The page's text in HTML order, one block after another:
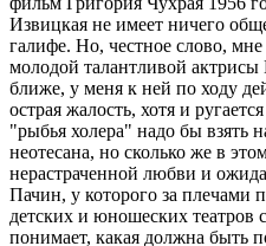
Извицкая не имеет ничего
галифе. Но, честное слово,
молодой талантливой
ближе, у меня к ней по ходу
острая жалость, хотя и
"рыбья холера" надо бы взять
неотесана, но сколько же в
нерастраченной любви и
Пачин, у которого за плечами
детских и юношеских театров
понимает, какая должна быть